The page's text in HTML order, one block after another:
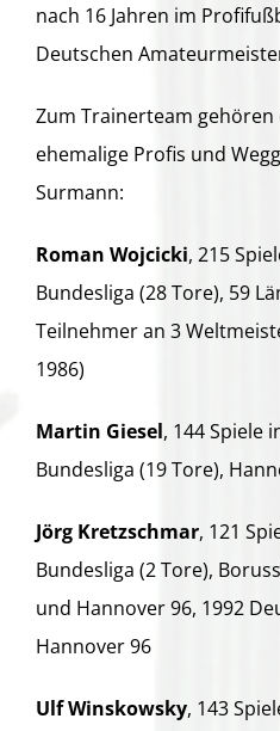
nach 16 Jahren im
Deutschen
Zum Trainerteam gehören
ehemalige Profis und
Surmann:
Roman Wojcicki, 215
Bundesliga (28 Tore), 59
Teilnehmer an 3
1986)
Martin Giesel, 144 Spiele
Bundesliga (19 Tore),
Jörg Kretzschmar, 121
Bundesliga (2 Tore),
und Hannover 96, 1992
Hannover 96
Ulf Winskowsky, 143